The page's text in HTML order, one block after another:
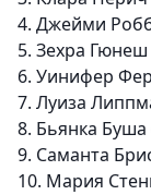
4. Джейми
5. Зехра Гюнеш
6. Уинифер
7. Луиза
8. Бьянка
9. Саманта
10. Мария